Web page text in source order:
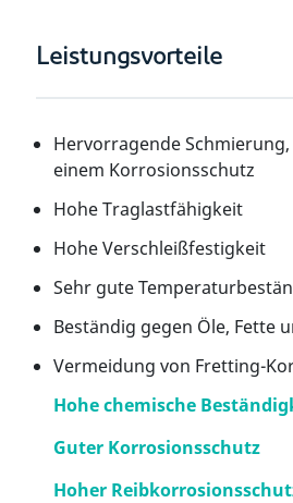
Leistungsvorteile
Hervorragende
einem Korrosionsschutz
Hohe Traglastfähigkeit
Hohe Verschleißfestigkeit
Sehr gute
Beständig gegen Öle, Fette
Vermeidung von Fretting-
Hohe chemische
Guter Korrosionsschutz
Hoher